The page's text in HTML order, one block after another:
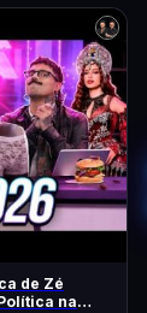
de Zé
na